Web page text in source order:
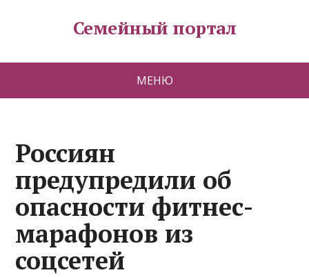
Семейный портал
МЕНЮ
Россиян
предупредили об
опасности фитнес-
марафонов из
соцсетей